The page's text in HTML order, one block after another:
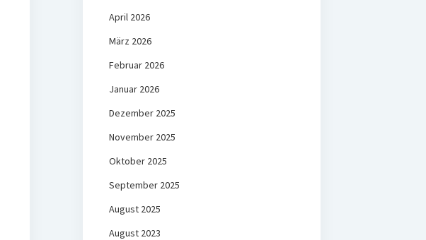
April 2026
März 2026
Februar 2026
Januar 2026
Dezember 2025
November 2025
Oktober 2025
September 2025
August 2025
August 2023